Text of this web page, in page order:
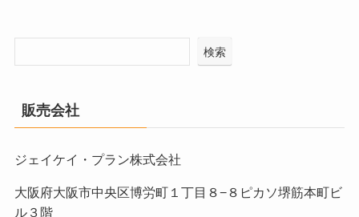
検索
販売会社
ジェイケイ・プラン株式会社
大阪府大阪市中央区博労町１丁目８−８ピカソ堺筋本町ビ
ル３階